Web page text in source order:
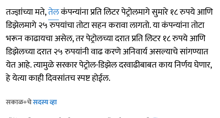
तज्ज्ञांच्या मते,तेलकंपन्यांना प्रति लिटर पेट्रोलमागे सुमारे १८ रुपये आणि
डिझेलमागे २५ रुपयांचा तोटा सहन करावा लागतो. या कंपन्यांना तोटा
भरून काढायचा असेल, तर पेट्रोलच्या दरात प्रति लिटर १८ रुपये आणि
डिझेलच्या दरात २५ रुपयांनी वाढ करणे अनिवार्य असल्याचे सांगण्यात
येत आहे. त्यामुळे सरकार पेट्रोल-डिझेल दरवाढीबाबत काय निर्णय घेणार,
हे येत्या काही दिवसांतच स्पष्ट होईल.
सकाळ+चेसदस्य व्हा